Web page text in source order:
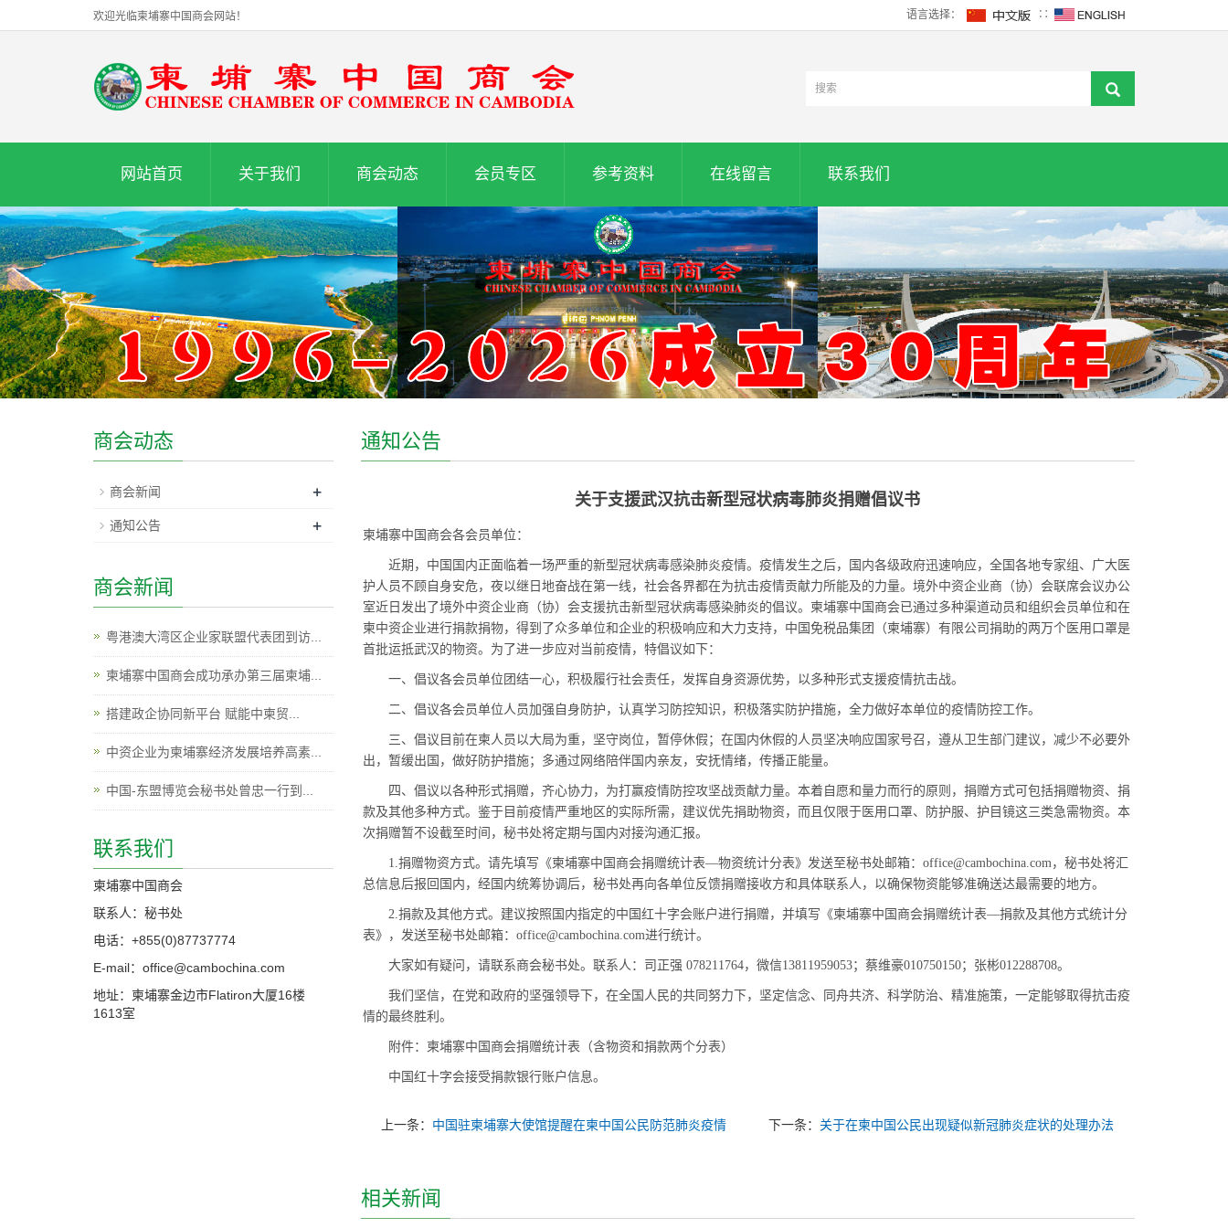
欢迎光临柬埔寨中国商会网站！ 语言选择： ∷
网站首页 关于我们 商会动态 会员专区 参考资料 在线留言 联系我们
通知公告
关于支援武汉抗击新型冠状病毒肺炎捐赠倡议书
柬埔寨中国商会各会员单位：
近期，中国国内正面临着一场严重的新型冠状病毒感染肺炎疫情。疫情发生之后，国内各级政府迅速响应，全国各地专家组、广大医
护人员不顾自身安危，夜以继日地奋战在第一线，社会各界都在为抗击疫情贡献力所能及的力量。境外中资企业商（协）会联席会议办公
室近日发出了境外中资企业商（协）会支援抗击新型冠状病毒感染肺炎的倡议。柬埔寨中国商会已通过多种渠道动员和组织会员单位和在
柬中资企业进行捐款捐物，得到了众多单位和企业的积极响应和大力支持，中国免税品集团（柬埔寨）有限公司捐助的两万个医用口罩是
首批运抵武汉的物资。为了进一步应对当前疫情，特倡议如下：
一、倡议各会员单位团结一心，积极履行社会责任，发挥自身资源优势，以多种形式支援疫情抗击战。
二、倡议各会员单位人员加强自身防护，认真学习防控知识，积极落实防护措施，全力做好本单位的疫情防控工作。
三、倡议目前在柬人员以大局为重，坚守岗位，暂停休假；在国内休假的人员坚决响应国家号召，遵从卫生部门建议，减少不必要外
出，暂缓出国，做好防护措施；多通过网络陪伴国内亲友，安抚情绪，传播正能量。
四、倡议以各种形式捐赠，齐心协力，为打赢疫情防控攻坚战贡献力量。本着自愿和量力而行的原则，捐赠方式可包括捐赠物资、捐
款及其他多种方式。鉴于目前疫情严重地区的实际所需，建议优先捐助物资，而且仅限于医用口罩、防护服、护目镜这三类急需物资。本
次捐赠暂不设截至时间，秘书处将定期与国内对接沟通汇报。
1.捐赠物资方式。请先填写《柬埔寨中国商会捐赠统计表—物资统计分表》发送至秘书处邮箱：office@cambochina.com，秘书处将汇
总信息后报回国内，经国内统筹协调后，秘书处再向各单位反馈捐赠接收方和具体联系人，以确保物资能够准确送达最需要的地方。
2.捐款及其他方式。建议按照国内指定的中国红十字会账户进行捐赠，并填写《柬埔寨中国商会捐赠统计表—捐款及其他方式统计分
表》，发送至秘书处邮箱：office@cambochina.com进行统计。
大家如有疑问，请联系商会秘书处。联系人：司正强 078211764，微信13811959053；蔡维豪010750150；张彬012288708。
我们坚信，在党和政府的坚强领导下，在全国人民的共同努力下，坚定信念、同舟共济、科学防治、精准施策，一定能够取得抗击疫
情的最终胜利。
附件：柬埔寨中国商会捐赠统计表（含物资和捐款两个分表）
中国红十字会接受捐款银行账户信息。
上一条： 中国驻柬埔寨大使馆提醒在柬中国公民防范肺炎疫情 下一条： 关于在柬中国公民出现疑似新冠肺炎症状的处理办法
相关新闻
商会动态
商会新闻 +
通知公告 +
商会新闻
粤港澳大湾区企业家联盟代表团到访...
柬埔寨中国商会成功承办第三届柬埔...
搭建政企协同新平台 赋能中柬贸...
中资企业为柬埔寨经济发展培养高素...
中国-东盟博览会秘书处曾忠一行到...
联系我们
柬埔寨中国商会
联系人：秘书处
电话：+855(0)87737774
E-mail：office@cambochina.com
地址：柬埔寨金边市Flatiron大厦16楼
1613室